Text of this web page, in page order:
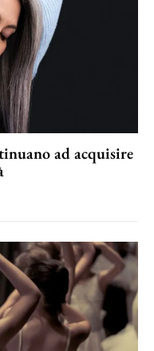
ad acquisire